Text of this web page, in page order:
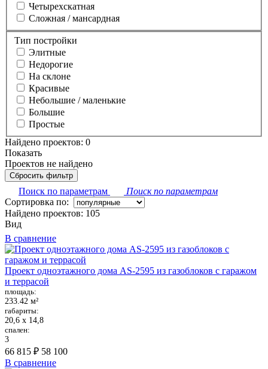
Четырехскатная
Сложная / мансардная
Тип постройки
Элитные
Недорогие
На склоне
Красивые
Небольшие / маленькие
Большие
Простые
Найдено проектов: 0
Показать
Проектов не найдено
Сбросить фильтр
Поиск по параметрам
Поиск по параметрам
Сортировка по:
Найдено проектов: 105
Вид
В сравнение
Проект одноэтажного дома AS-2595 из газоблоков с гаражом
и террасой
площадь:
233.42 м²
габариты:
20,6 х 14,8
спален:
3
66 815 ₽ 58 100
В сравнение